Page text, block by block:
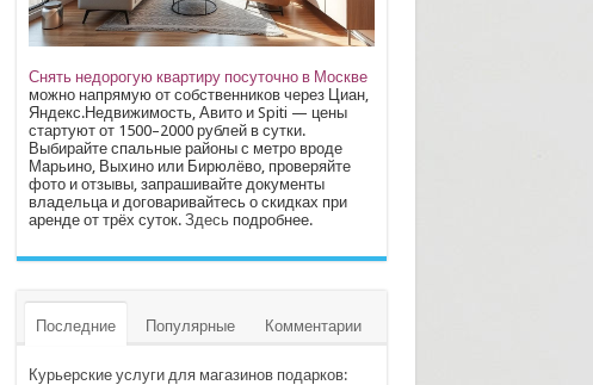
Снять недорогую квартиру посуточно в Москве
можно напрямую от собственников через Циан,
Яндекс.Недвижимость, Авито и Spiti — цены
стартуют от 1500–2000 рублей в сутки.
Выбирайте спальные районы с метро вроде
Марьино, Выхино или Бирюлёво, проверяйте
фото и отзывы, запрашивайте документы
владельца и договаривайтесь о скидках при
аренде от трёх суток. Здесьподробнее.
Последние Популярные Комментарии
Курьерские услуги для магазинов подарков: